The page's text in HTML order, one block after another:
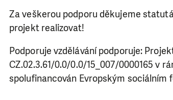
Za veškerou podporu děkujeme
projekt realizovat!
Podporuje vzdělávání podporuje:
CZ.02.3.61/0.0/0.0/15_007/0000165 v
spolufinancován Evropským sociálním
Abychom mohli pomáhat
rozhodnete pomoci jedním darem